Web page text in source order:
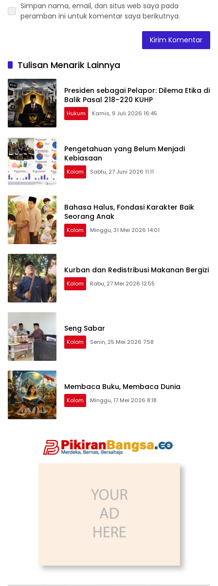
Simpan nama, email, dan situs web saya pada
peramban ini untuk komentar saya berikutnya.
Tulisan Menarik Lainnya
Presiden sebagai Pelapor: Dilema Etika di
Balik Pasal 218–220 KUHP
Hukum Kamis, 9 Juli 2026 16:45
Pengetahuan yang Belum Menjadi
Kebiasaan
Kolom Sabtu, 27 Juni 2026 11:11
Bahasa Halus, Fondasi Karakter Baik
Seorang Anak
Kolom Minggu, 31 Mei 2026 14:01
Kurban dan Redistribusi Makanan Bergizi
Kolom Rabu, 27 Mei 2026 12:55
Seng Sabar
Kolom Senin, 25 Mei 2026 7:58
Membaca Buku, Membaca Dunia
Kolom Minggu, 17 Mei 2026 8:18